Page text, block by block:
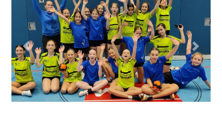
Previous Next